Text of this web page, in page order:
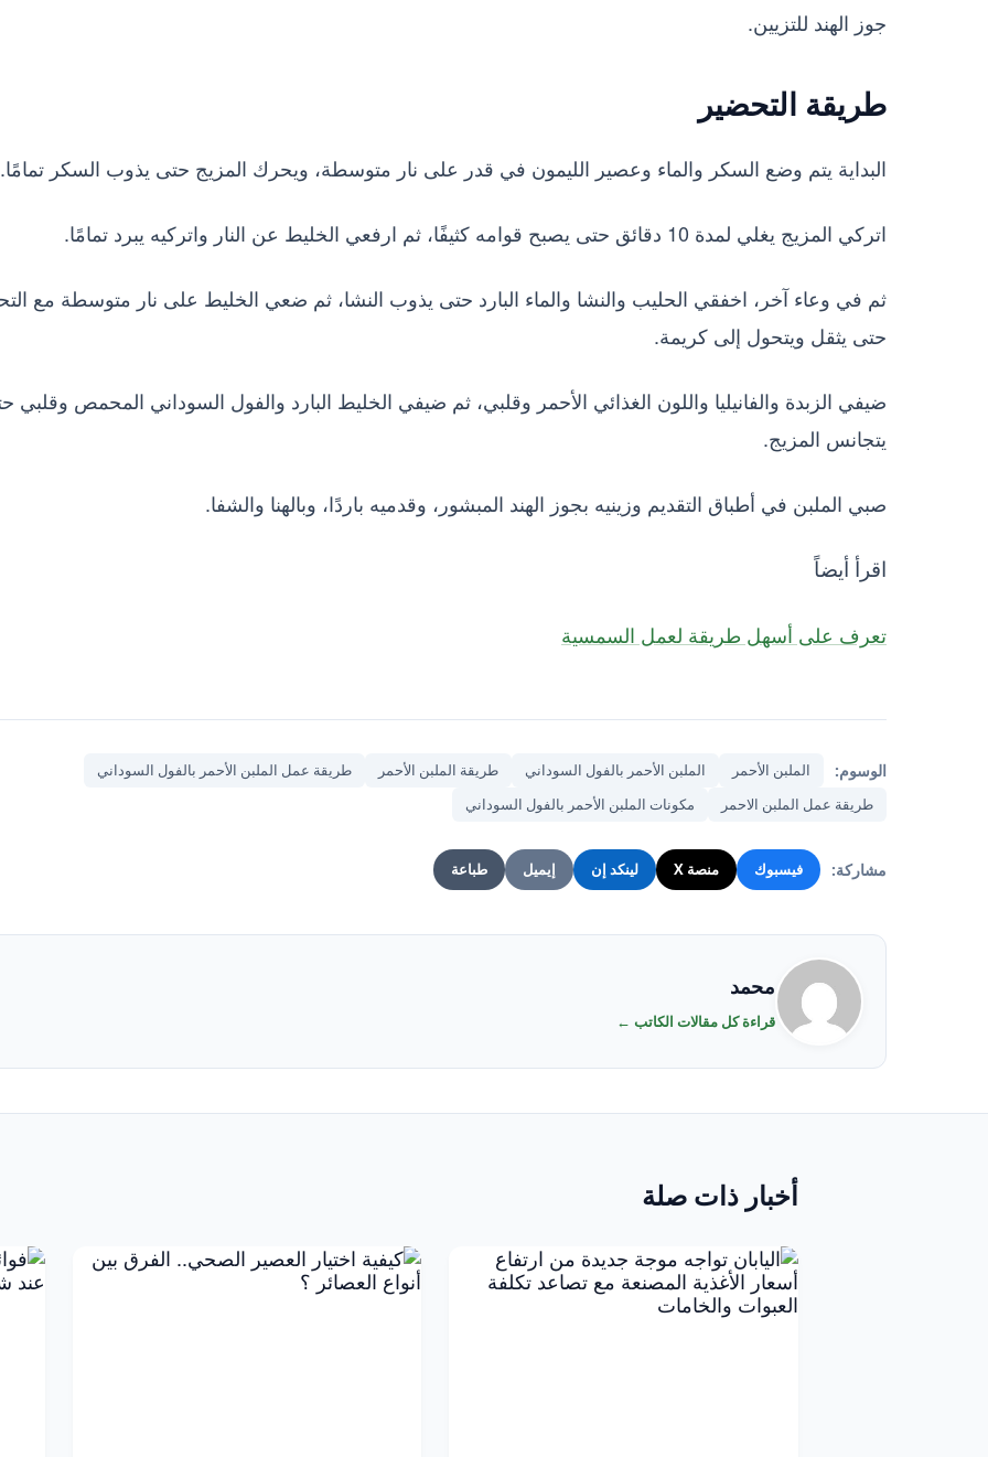
جوز الهند للتزيين.
طريقة التحضير
البداية يتم وضع السكر والماء وعصير الليمون في قدر على نار متوسطة، ويحرك المزيج حتى يذوب السكر تمامًا.
اتركي المزيج يغلي لمدة 10 دقائق حتى يصبح قوامه كثيفًا، ثم ارفعي الخليط عن النار واتركيه يبرد تمامًا.
ثم في وعاء آخر، اخفقي الحليب والنشا والماء البارد حتى يذوب النشا، ثم ضعي الخليط على نار متوسطة مع
حتى يثقل ويتحول إلى كريمة.
ضيفي الزبدة والفانيليا واللون الغذائي الأحمر وقلبي، ثم ضيفي الخليط البارد والفول السوداني المحمص وقلبي
يتجانس المزيج.
صبي الملبن في أطباق التقديم وزينيه بجوز الهند المبشور، وقدميه باردًا، وبالهنا والشفا.
اقرأ أيضاً
تعرف على أسهل طريقة لعمل السمسية
الوسوم: الملبن الأحمر الملبن الأحمر بالفول السوداني طريقة الملبن الأحمر
طريقة عمل الملبن الأحمر بالفول السوداني
طريقة عمل الملبن الاحمر
مكونات الملبن الأحمر بالفول السوداني
مشاركة: فيسبوك منصة X لينكد إن إيميل طباعة
محمد
قراءة كل مقالات الكاتب ←
أخبار ذات صلة